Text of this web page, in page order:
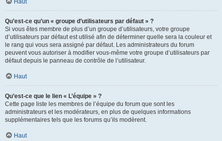
Haut
Qu’est-ce qu’un « groupe d’utilisateurs par défaut » ?
Si vous êtes membre de plus d’un groupe d’utilisateurs, votre groupe
d’utilisateurs par défaut est utilisé afin de déterminer quelle sera la couleur et
le rang qui vous sera assigné par défaut. Les administrateurs du forum
peuvent vous autoriser à modifier vous-même votre groupe d’utilisateurs par
défaut depuis le panneau de contrôle de l’utilisateur.
Haut
Qu’est-ce que le lien « L’équipe » ?
Cette page liste les membres de l’équipe du forum que sont les
administrateurs et les modérateurs, en plus de quelques informations
supplémentaires tels que les forums qu’ils modèrent.
Haut